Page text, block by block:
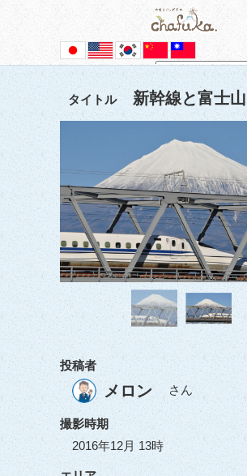
Powered by
タイトル 新幹線と富士山
投稿者
メロン さん
撮影時期
2016年12月 13時